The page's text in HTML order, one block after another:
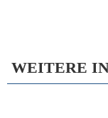
WEITERE